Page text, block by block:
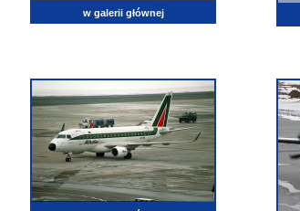
w galerii głównej